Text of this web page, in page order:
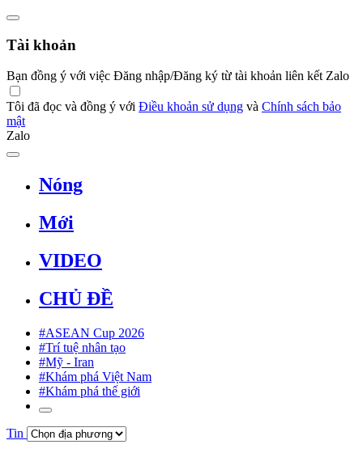
Tài khoản
Bạn đồng ý với việc Đăng nhập/Đăng ký từ tài khoản liên kết Zalo
Tôi đã đọc và đồng ý với Điều khoản sử dụng và Chính sách bảo
mật
Zalo
Nóng
Mới
VIDEO
CHỦ ĐỀ
#ASEAN Cup 2026
#Trí tuệ nhân tạo
#Mỹ - Iran
#Khám phá Việt Nam
#Khám phá thế giới
Tin